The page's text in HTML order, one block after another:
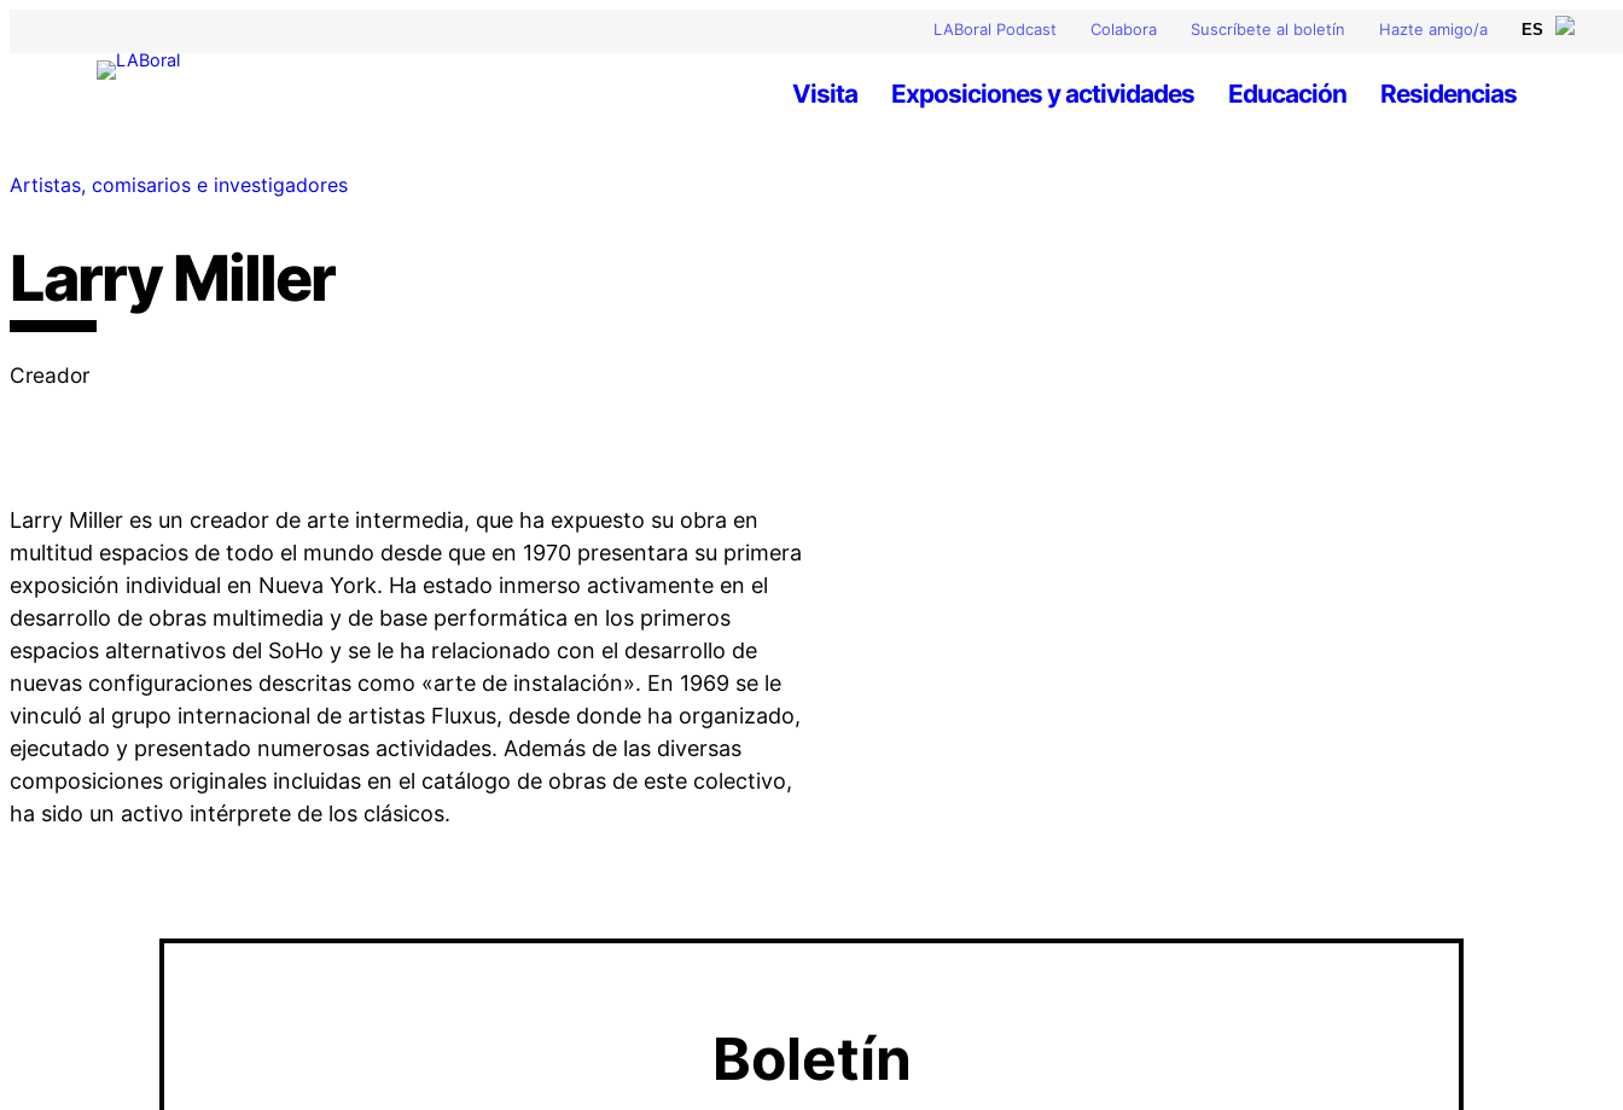
LABoral Podcast Colabora Suscríbete al boletín Hazte amigo/a
Visita Exposiciones y actividades Educación Residencias
Artistas, comisarios e investigadores
Larry Miller
Creador
Larry Miller es un creador de arte intermedia, que ha expuesto su obra en
multitud espacios de todo el mundo desde que en 1970 presentara su primera
exposición individual en Nueva York. Ha estado inmerso activamente en el
desarrollo de obras multimedia y de base performática en los primeros
espacios alternativos del SoHo y se le ha relacionado con el desarrollo de
nuevas configuraciones descritas como «arte de instalación». En 1969 se le
vinculó al grupo internacional de artistas Fluxus, desde donde ha organizado,
ejecutado y presentado numerosas actividades. Además de las diversas
composiciones originales incluidas en el catálogo de obras de este colectivo,
ha sido un activo intérprete de los clásicos.
Boletín